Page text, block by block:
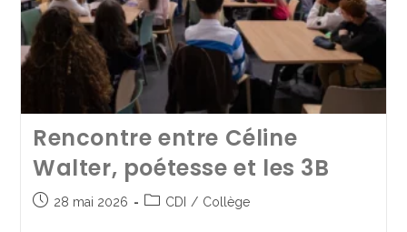
Rencontre entre Céline
Walter, poétesse et les 3B
28 mai 2026 CDI / Collège
Une journée mémorable à
Paris pour les élèves de 3e
Défense et Citoyenneté
17 juin 2025 Collège
Continuer La Lecture